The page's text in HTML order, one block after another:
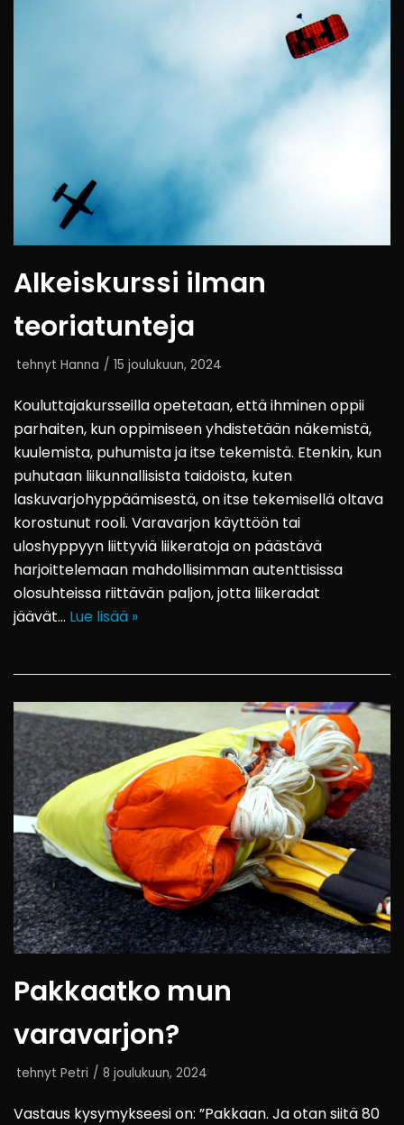
Alkeiskurssi ilman
teoriatunteja
tehnyt Hanna 15 joulukuun, 2024
Kouluttajakursseilla opetetaan, että ihminen oppii
parhaiten, kun oppimiseen yhdistetään näkemistä,
kuulemista, puhumista ja itse tekemistä. Etenkin, kun
puhutaan liikunnallisista taidoista, kuten
laskuvarjohyppäämisestä, on itse tekemisellä oltava
korostunut rooli. Varavarjon käyttöön tai
uloshyppyyn liittyviä liikeratoja on päästävä
harjoittelemaan mahdollisimman autenttisissa
olosuhteissa riittävän paljon, jotta liikeradat
jäävät… Lue lisää »
Pakkaatko mun
varavarjon?
tehnyt Petri 8 joulukuun, 2024
Vastaus kysymykseesi on: ”Pakkaan. Ja otan siitä 80